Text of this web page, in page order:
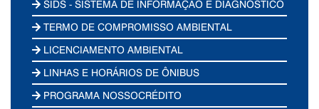
SIDS - SISTEMA DE INFORMAÇÃO E DIAGNÓSTICO
TERMO DE COMPROMISSO AMBIENTAL
LICENCIAMENTO AMBIENTAL
LINHAS E HORÁRIOS DE ÔNIBUS
PROGRAMA NOSSOCRÉDITO